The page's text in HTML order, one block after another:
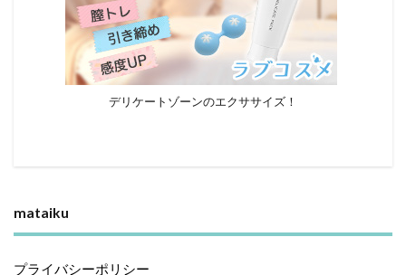
デリケートゾーンのエクササイズ！
mataiku
プライバシーポリシー